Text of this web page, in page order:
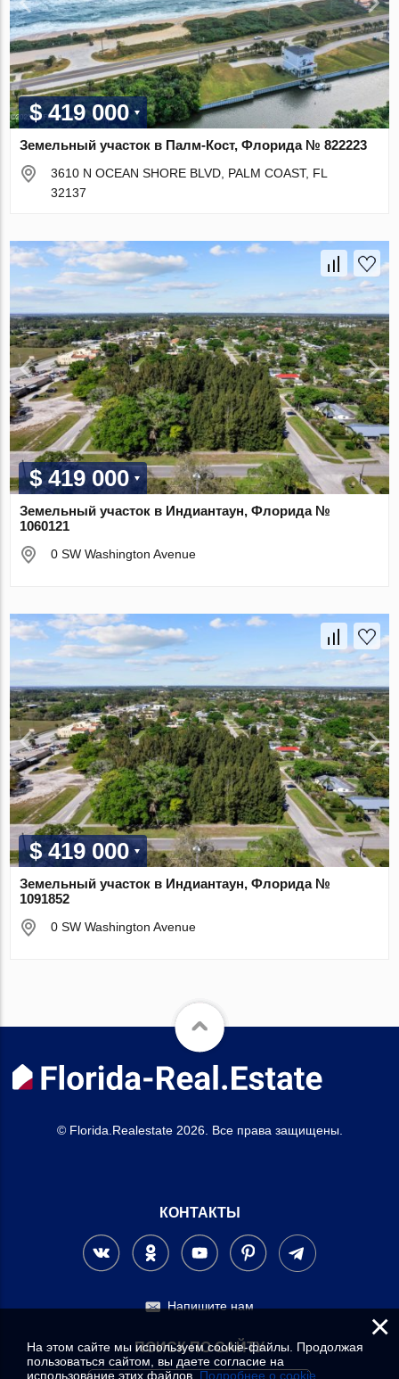
$ 419 000
Земельный участок в Палм-Кост, Флорида № 822223
3610 N OCEAN SHORE BLVD, PALM COAST, FL
32137
$ 419 000
Земельный участок в Индиантаун, Флорида №
1060121
0 SW Washington Avenue
$ 419 000
Земельный участок в Индиантаун, Флорида №
1091852
0 SW Washington Avenue
© Florida.Realestate 2026. Все права защищены.
КОНТАКТЫ
Напишите нам
ПОИСК ПО САЙТУ
×
На этом сайте мы используем cookie-файлы. Продолжая
пользоваться сайтом, вы даете согласие на
использование этих файлов. Подробнее о cookie.